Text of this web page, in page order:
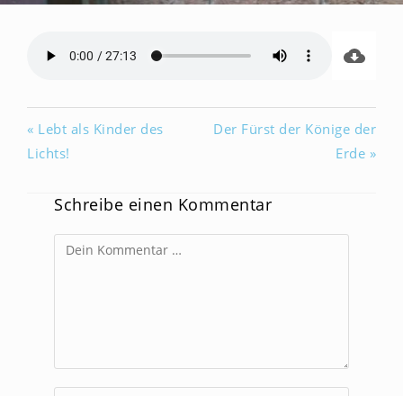
« Lebt als Kinder des
Lichts!
Der Fürst der Könige der
Erde »
Schreibe einen Kommentar
Kommentar